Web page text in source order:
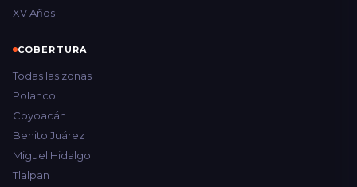
XV Años
COBERTURA
Todas las zonas
Polanco
Coyoacán
Benito Juárez
Miguel Hidalgo
Tlalpan